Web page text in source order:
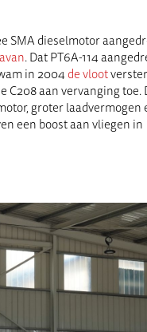
SMA dieselmotor
. Dat PT6A-114
in 2004de vloot
C208 aan vervanging toe.
groter laadvermogen
een boost aan vliegen in